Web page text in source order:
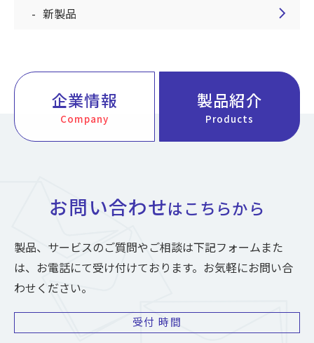
新製品 chevron_right
企業情報
Company
製品紹介
Products
お問い合わせはこちらから
製品、サービスのご質問やご相談は下記フォームまた
は、お電話にて受け付けております。お気軽にお問い合
わせください。
受付 時間